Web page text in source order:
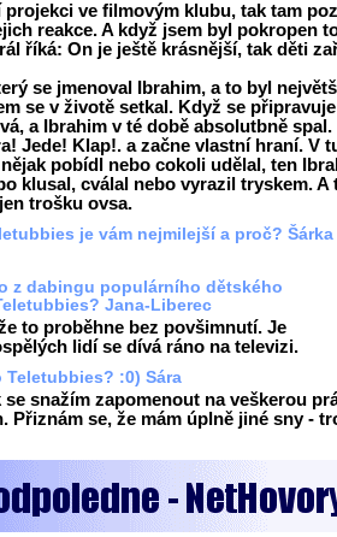
projekci ve filmovým klubu, tak tam
reakce. A když jsem byl pokropen
říká: On je ještě krásnější, tak děti
se jmenoval Ibrahim, a to byl
se v životě setkal. Když se připravuje
a Ibrahim v té době absolutbně spal.
Jede! Klap!. a začne vlastní hraní. V
pobídl nebo cokoli udělal, ten
klusal, cválal nebo vyrazil tryskem. A
trošku ovsa.
je vám nejmilejší a proč? Šárka
z dabingu populárního dětského
Jana-Liberec
to proběhne bez povšimnutí. Je
lidí se dívá ráno na televizi.
Teletubbies? :0) Sára
snažím zapomenout na veškerou
Přiznám se, že mám úplně jiné sny -